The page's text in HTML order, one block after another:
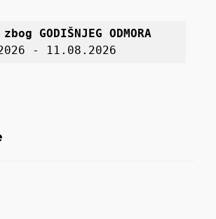
zbog GODIŠNJEG ODMORA
- 11.08.2026